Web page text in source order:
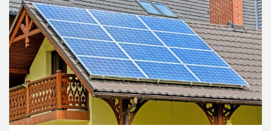
LA CCA-GE
NOS ACTIONS
CONTACT